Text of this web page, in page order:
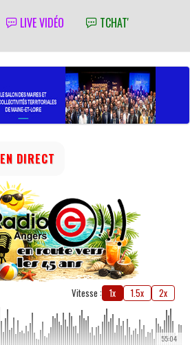
LIVE VIDÉO TCHAT'
EN DIRECT
Vitesse : 1x 1.5x 2x
55:04